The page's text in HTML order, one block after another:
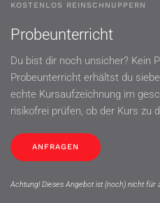
KOSTENLOS REINSCHNUPPERN
Probeunterricht
Du bist dir noch unsicher? Kein
Probeunterricht erhältst du
echte Kursaufzeichnung im
risikofrei prüfen, ob der Kurs zu
ANFRAGEN
Achtung! Dieses Angebot ist (noch) nicht für